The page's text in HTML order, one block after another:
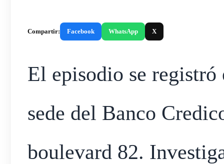
Compartir: Facebook WhatsApp X
El episodio se registró
sede del Banco
boulevard 82.